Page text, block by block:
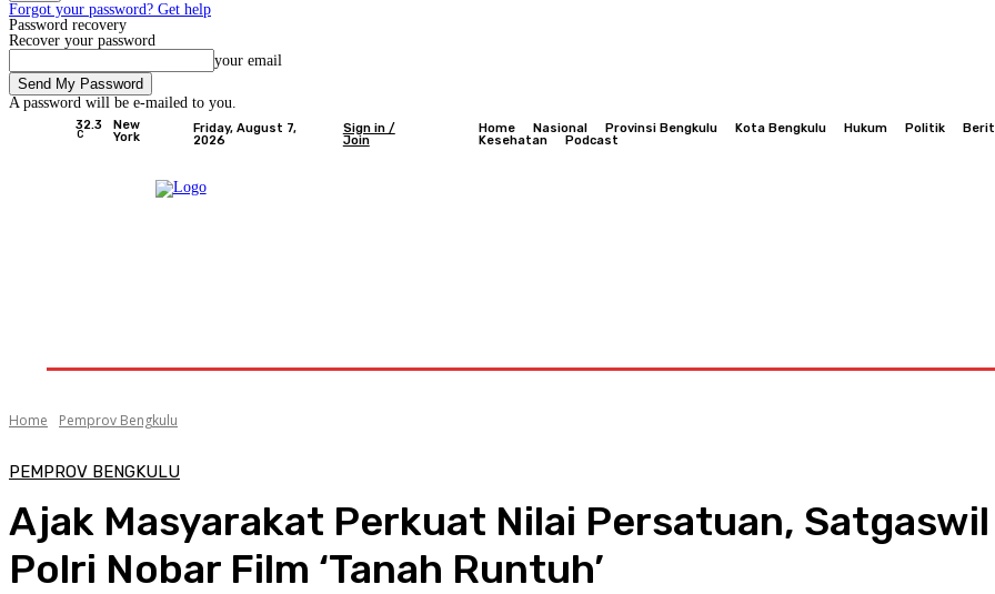
Forgot your password? Get help
Password recovery
Recover your password
your email
A password will be e-mailed to you.
32.3
C
New
York
Friday, August 7,
2026
Sign in /
Join
Home Nasional Provinsi Bengkulu Kota Bengkulu Hukum Politik
Kesehatan
Podcast
Home Pemprov Bengkulu
PEMPROV BENGKULU
Ajak Masyarakat Perkuat Nilai Persatuan,
Polri Nobar Film ‘Tanah Runtuh’